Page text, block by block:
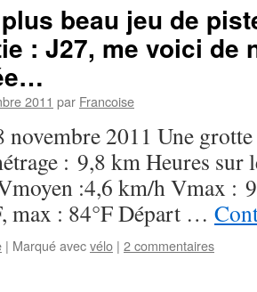
beau jeu de
: J27, me voici de
2011 par Francoise
novembre 2011 Une
: 9,8 km Heures sur
:4,6 km/h Vmax :
max : 84°F Départ …
| Marqué avecvélo | 2 commentaires